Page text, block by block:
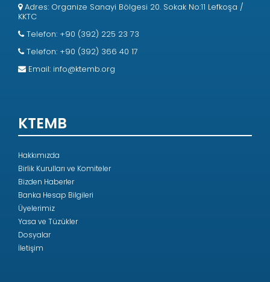
Adres: Organize Sanayi Bölgesi 20. Sokak No:11 Lefkoşa /
KKTC
Telefon: +90 (392) 225 23 73
Telefon: +90 (392) 366 40 17
Email: info@ktemb.org
KTEMB
Hakkımızda
Birlik Kurulları ve Komiteler
Bizden Haberler
Banka Hesap Bilgileri
Üyelerimiz
Yasa ve Tüzükler
Dosyalar
İletişim